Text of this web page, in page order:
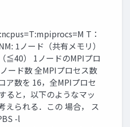
T：
1ノード（共有メモリ）
≦40） 1ノードのMPIプロ
ード数 全MPIプロセス数
ア数を 16，全MPIプロセ
ると，以下のようなマッ
えられる．この 場合， ス
-l